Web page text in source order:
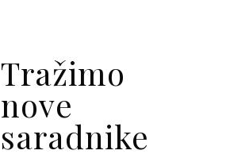
Tražimo
nove
saradnike